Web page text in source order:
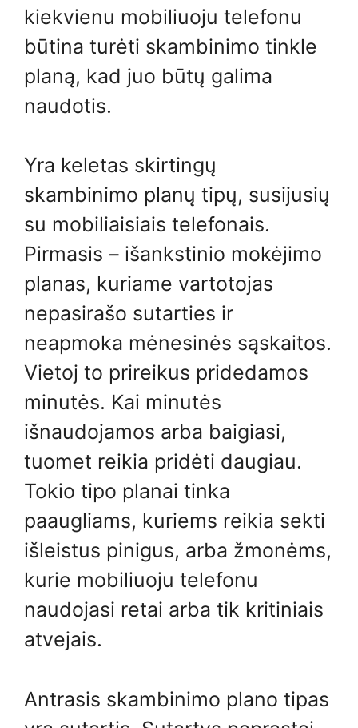
kiekvienu mobiliuoju telefonu
būtina turėti skambinimo tinkle
planą, kad juo būtų galima
naudotis.
Yra keletas skirtingų
skambinimo planų tipų, susijusių
su mobiliaisiais telefonais.
Pirmasis – išankstinio mokėjimo
planas, kuriame vartotojas
nepasirašo sutarties ir
neapmoka mėnesinės sąskaitos.
Vietoj to prireikus pridedamos
minutės. Kai minutės
išnaudojamos arba baigiasi,
tuomet reikia pridėti daugiau.
Tokio tipo planai tinka
paaugliams, kuriems reikia sekti
išleistus pinigus, arba žmonėms,
kurie mobiliuoju telefonu
naudojasi retai arba tik kritiniais
atvejais.
Antrasis skambinimo plano tipas